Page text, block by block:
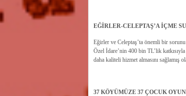
EĞİRLER-CELEPTAŞ’A İÇME
Eğirler ve Celeptaş’ta önemli bir
Özel İdare’nin 400 bin TL’lik
daha kaliteli hizmet almasını sağlamış
37 KÖYÜMÜZE 37 ÇOCUK